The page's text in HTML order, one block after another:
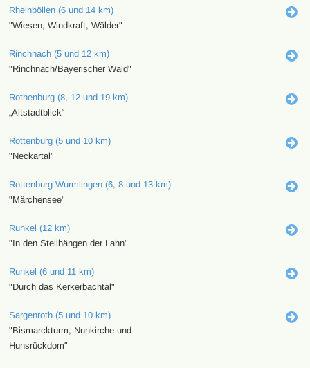
Rheinböllen (6 und 14 km)
"Wiesen, Windkraft, Wälder"
Rinchnach (5 und 12 km)
"Rinchnach/Bayerischer Wald"
Rothenburg (8, 12 und 19 km)
„Altstadtblick“
Rottenburg (5 und 10 km)
"Neckartal"
Rottenburg-Wurmlingen (6, 8 und 13 km)
"Märchensee"
Runkel (12 km)
"In den Steilhängen der Lahn"
Runkel (6 und 11 km)
"Durch das Kerkerbachtal"
Sargenroth (5 und 10 km)
"Bismarckturm, Nunkirche und
Hunsrückdom"